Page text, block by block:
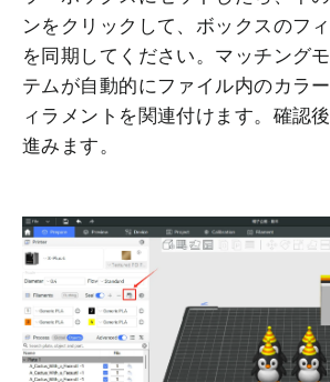
ンをクリックして、ボックスのフ
を同期してください。マッチング
テムが自動的にファイル内のカラ
ィラメントを関連付けます。確認
進みます。